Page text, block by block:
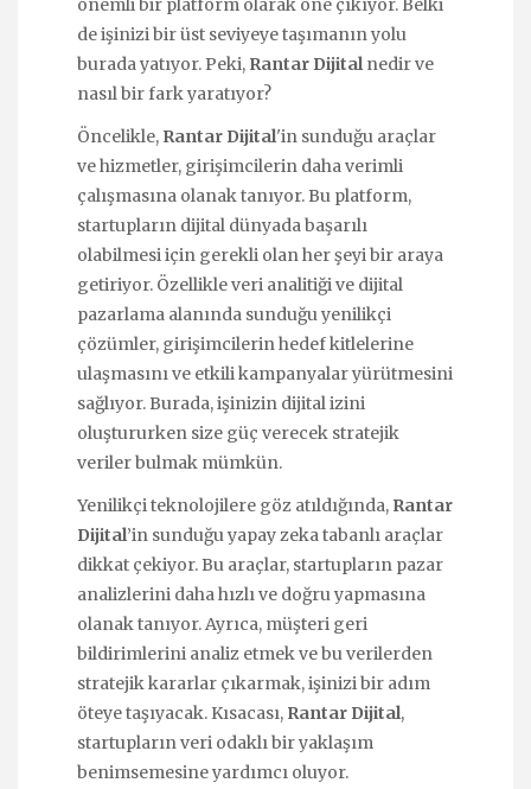
önemli bir platform olarak öne çıkıyor. Belki
de işinizi bir üst seviyeye taşımanın yolu
burada yatıyor. Peki, Rantar Dijital nedir ve
nasıl bir fark yaratıyor?
Öncelikle, Rantar Dijital'in sunduğu araçlar
ve hizmetler, girişimcilerin daha verimli
çalışmasına olanak tanıyor. Bu platform,
startupların dijital dünyada başarılı
olabilmesi için gerekli olan her şeyi bir araya
getiriyor. Özellikle veri analitiği ve dijital
pazarlama alanında sunduğu yenilikçi
çözümler, girişimcilerin hedef kitlelerine
ulaşmasını ve etkili kampanyalar yürütmesini
sağlıyor. Burada, işinizin dijital izini
oluştururken size güç verecek stratejik
veriler bulmak mümkün.
Yenilikçi teknolojilere göz atıldığında, Rantar
Dijital’in sunduğu yapay zeka tabanlı araçlar
dikkat çekiyor. Bu araçlar, startupların pazar
analizlerini daha hızlı ve doğru yapmasına
olanak tanıyor. Ayrıca, müşteri geri
bildirimlerini analiz etmek ve bu verilerden
stratejik kararlar çıkarmak, işinizi bir adım
öteye taşıyacak. Kısacası, Rantar Dijital,
startupların veri odaklı bir yaklaşım
benimsemesine yardımcı oluyor.